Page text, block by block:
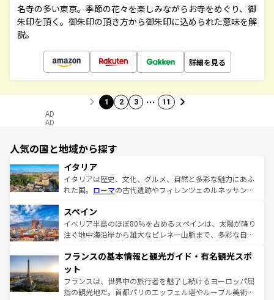
名寺の多い東京。季節の花々を楽しみながらお寺をめぐり、御
朱印を頂く。御朱印の頂き方から御朱印に込められた意味を解
説。
詳細を見る
1 2 3 … 11
AD
AD
人気の国と地域から探す
イタリア
イタリアは歴史、文化、グルメ、自然と多彩な魅力にあふ
れた国。 ローマの古代遺跡やフィレンツェのルネッサンス
ろん、トスカーナの美しい田園風景やアマルフィ海岸の絶
景など、自然景観も見逃せない。観光の合間には、本場の
ピザやパスタなど、絶品のイタリア料理を堪能することも
ませてくれるイタリアで、忘れられない旅をしてみよう！
なお、新着のイタリア情報は
しい。
スペイン
イベリア半島のほぼ80％を占めるスペインは、太陽が降り
注ぐ地中海沿岸から雄大なピレネー山脈まで、多彩な自然
文化が根付くこの国では、情熱的なフラメンコ、熱気あふ
れる闘牛、そして美味しいタパスが生活の一部となってい
る。首都マドリードの洗練された雰囲気や、バルセロナの
アートに溢れた街角から、地方では古代ローマ遺跡や中世
フランスの基本情報と観光ガイド・有名観光スポ
ット
フランスは、世界中の旅行者を魅了し続けるヨーロッパ屈
指の観光地だ。首都パリのエッフェル塔やルーブル美術館